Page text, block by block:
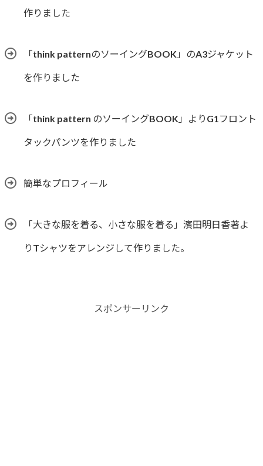
作りました
「think patternのソーイングBOOK」のA3ジャケット
を作りました
「think pattern のソーイングBOOK」よりG1フロント
タックパンツを作りました
簡単なプロフィール
「大きな服を着る、小さな服を着る」濱田明日香著よ
りTシャツをアレンジして作りました。
スポンサーリンク